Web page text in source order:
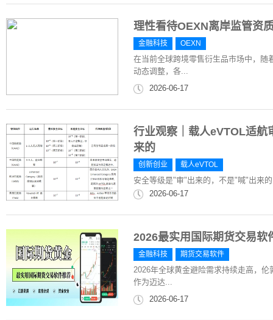
理性看待OEXN离岸监管资
金融科技 OEXN
在当前全球跨境零售衍生品市场中，随
动态调整，各...
2026-06-17
行业观察｜载人eVTOL适
来的
创新创业 载人eVTOL
安全等级是"审"出来的，不是"喊"出来的
2026-06-17
2026最实用国际期货交易软
金融科技 期货交易软件
2026年全球黄金避险需求持续走高，
作为迈达...
2026-06-17